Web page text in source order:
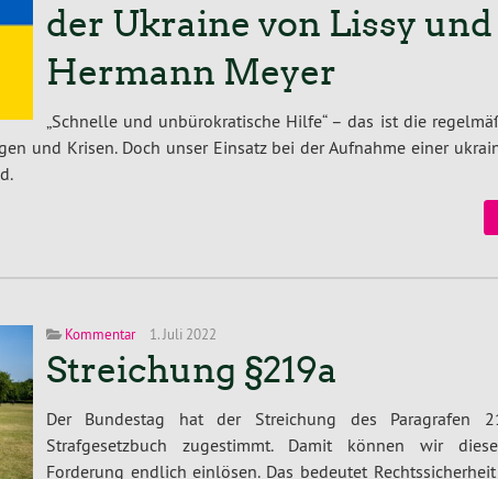
der Ukraine von Lissy und
Hermann Meyer
„Schnelle und unbürokratische Hilfe“ – das ist die
und Krisen. Doch unser Einsatz bei der Aufnahme einer
Kommentar 1. Juli 2022
Streichung §219a
Der Bundestag hat der Streichung des Paragrafen
Strafgesetzbuch zugestimmt. Damit können wir
Forderung endlich einlösen. Das bedeutet